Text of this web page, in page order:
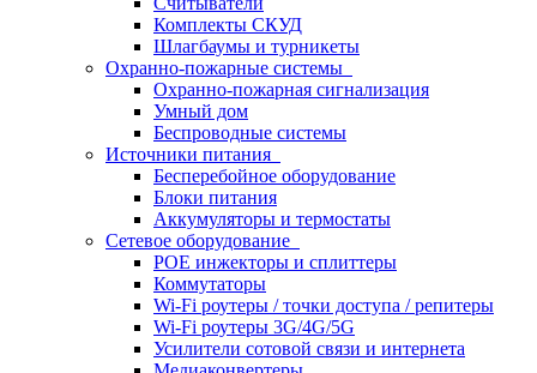
Комплекты СКУД
Шлагбаумы и турникеты
Охранно-пожарные системы
Охранно-пожарная сигнализация
Умный дом
Беспроводные системы
Источники питания
Бесперебойное оборудование
Блоки питания
Аккумуляторы и термостаты
Сетевое оборудование
POE инжекторы и сплиттеры
Коммутаторы
Wi-Fi роутеры / точки доступа / репитеры
Wi-Fi роутеры 3G/4G/5G
Усилители сотовой связи и интернета